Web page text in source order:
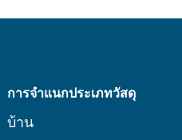
การจำแนกประเภทวัสดุ
บ้าน